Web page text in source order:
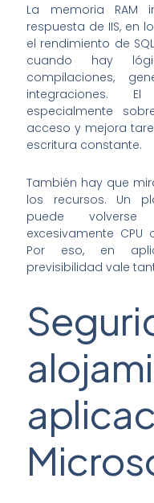
La memoria RAM
respuesta de IIS, en
el rendimiento de
cuando hay
compilaciones,
integraciones.
especialmente
acceso y mejora
escritura constante.
También hay que
los recursos. Un
puede
excesivamente
Por eso, en
previsibilidad vale